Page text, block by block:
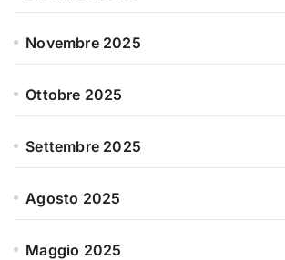
Novembre 2025
Ottobre 2025
Settembre 2025
Agosto 2025
Maggio 2025